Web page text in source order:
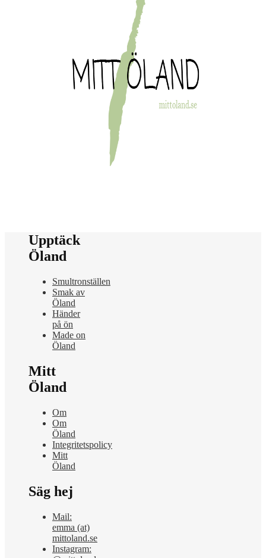
Upptäck
Öland
Smultronställen
Smak av
Öland
Händer
på ön
Made on
Öland
Mitt
Öland
Om
Om
Öland
Integritetspolicy
Mitt
Öland
Säg hej
Mail:
emma (at)
mittoland.se
Instagram: